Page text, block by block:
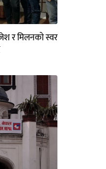
र मिलनको स्वर